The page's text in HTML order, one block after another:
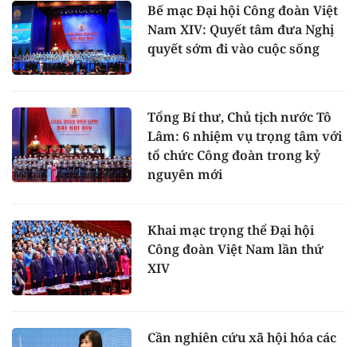
Bế mạc Đại hội Công đoàn Việt
Nam XIV: Quyết tâm đưa Nghị
quyết sớm đi vào cuộc sống
Tổng Bí thư, Chủ tịch nước Tô
Lâm: 6 nhiệm vụ trọng tâm với
tổ chức Công đoàn trong kỷ
nguyên mới
Khai mạc trọng thể Đại hội
Công đoàn Việt Nam lần thứ
XIV
Cần nghiên cứu xã hội hóa các